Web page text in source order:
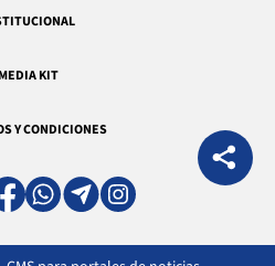
MEDIA KIT
Y CONDICIONES